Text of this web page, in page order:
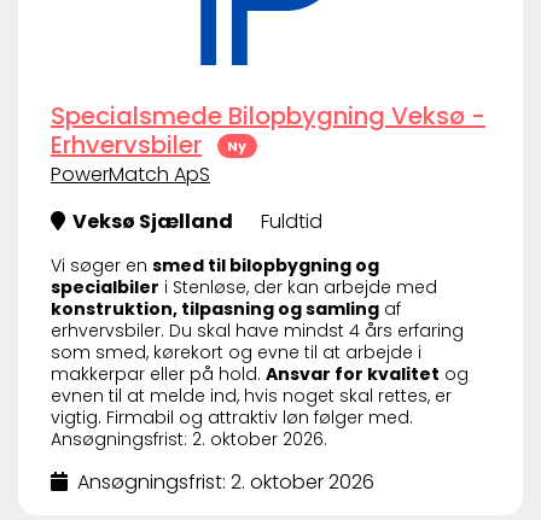
Specialsmede Bilopbygning Veksø -
Erhvervsbiler
Ny
PowerMatch ApS
Veksø Sjælland
Fuldtid
Vi søger en smed til bilopbygning og
specialbiler i Stenløse, der kan arbejde med
konstruktion, tilpasning og samling af
erhvervsbiler. Du skal have mindst 4 års erfaring
som smed, kørekort og evne til at arbejde i
makkerpar eller på hold. Ansvar for kvalitet og
evnen til at melde ind, hvis noget skal rettes, er
vigtig. Firmabil og attraktiv løn følger med.
Ansøgningsfrist: 2. oktober 2026.
Ansøgningsfrist: 2. oktober 2026